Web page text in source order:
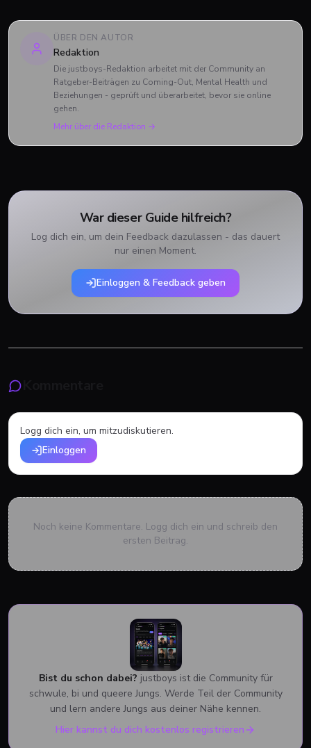
ÜBER DEN AUTOR
Redaktion
Die justboys-Redaktion arbeitet mit der Community an
Ratgeber-Beiträgen zu Coming-Out, Mental Health und
Beziehungen - geprüft und überarbeitet, bevor sie online
gehen.
Mehr über die Redaktion →
War dieser Guide hilfreich?
Log dich ein, um dein Feedback dazulassen - das dauert
nur einen Moment.
Einloggen & Feedback geben
Logg dich ein, um mitzudiskutieren.
Einloggen
Noch keine Kommentare. Logg dich ein und schreib den
ersten Beitrag.
Bist du schon dabei? justboys ist die Community für
schwule, bi und queere Jungs. Werde Teil der Community
und lern andere Jungs aus deiner Nähe kennen.
Hier kannst du dich kostenlos registrieren